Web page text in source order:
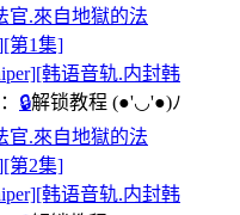
官.來自地獄的法
第1集]
韩语音轨.内封韩
🔒解锁教程 (●'◡'●)ﾉ
官.來自地獄的法
第2集]
韩语音轨.内封韩